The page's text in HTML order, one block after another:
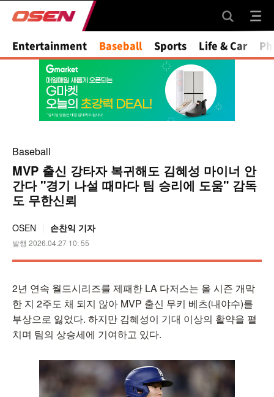
Entertainment Baseball Sports Life & Car
Baseball
MVP 출신 강타자 복귀해도 김혜성 마이너 안
간다 "경기 나설 때마다 팀 승리에 도움" 감독
도 무한신뢰
OSEN 손찬익 기자
발행 2026.04.27 10: 55
2년 연속 월드시리즈를 제패한 LA 다저스는 올 시즌 개막
한 지 2주도 채 되지 않아 MVP 출신 무키 베츠(내야수)를
부상으로 잃었다. 하지만 김혜성이 기대 이상의 활약을 펼
치며 팀의 상승세에 기여하고 있다.